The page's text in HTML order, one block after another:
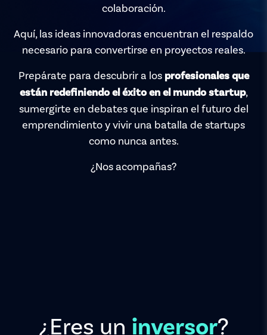
colaboración.
Aquí, las ideas innovadoras encuentran el respaldo
necesario para convertirse en proyectos reales.
Prepárate para descubrir a los profesionales que
están redefiniendo el éxito en el mundo startup,
sumergirte en debates que inspiran el futuro del
emprendimiento y vivir una batalla de startups
como nunca antes.
¿Nos acompañas?
¿Eres un inversor?